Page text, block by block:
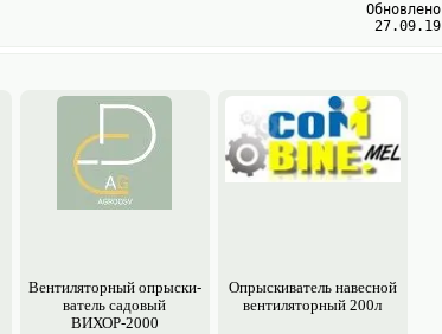
Обновлено
27.09.19
Вентиляторный опрыски­
ватель садовый
ВИХОР-2000
Опрыски­ватель навесной
вентиляторный 200л